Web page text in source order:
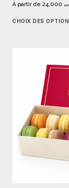
À partir de
CHOIX DES